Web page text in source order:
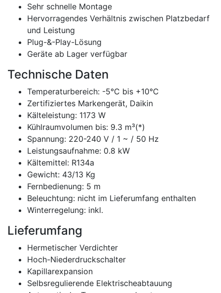
Sehr schnelle Montage
Hervorragendes Verhältnis zwischen Platzbedarf
und Leistung
Plug-&-Play-Lösung
Geräte ab Lager verfügbar
Technische Daten
Temperaturbereich: -5°C bis +10°C
Zertifiziertes Markengerät, Daikin
Kälteleistung: 1173 W
Kühlraumvolumen bis: 9.3 m³(*)
Spannung: 220-240 V / 1 ~ / 50 Hz
Leistungsaufnahme: 0.8 kW
Kältemittel: R134a
Gewicht: 43/13 Kg
Fernbedienung: 5 m
Beleuchtung: nicht im Lieferumfang enthalten
Winterregelung: inkl.
Lieferumfang
Hermetischer Verdichter
Hoch-Niederdruckschalter
Kapillarexpansion
Selbsregulierende Elektrischeabtauung